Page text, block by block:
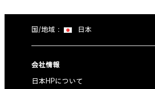
国/地域： 日本
会社情報
日本HPについて